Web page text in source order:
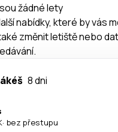
žádné lety
nabídky, které by vás
změnit letiště nebo
8 dni
· bez přestupu